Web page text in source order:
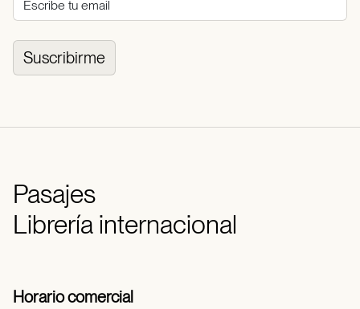
Suscribirme
Pasajes
Librería internacional
Horario comercial